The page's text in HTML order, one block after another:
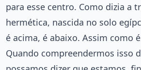
para esse centro. Como dizia a
hermética, nascida no solo
é acima, é abaixo. Assim como
Quando compreendermos isso